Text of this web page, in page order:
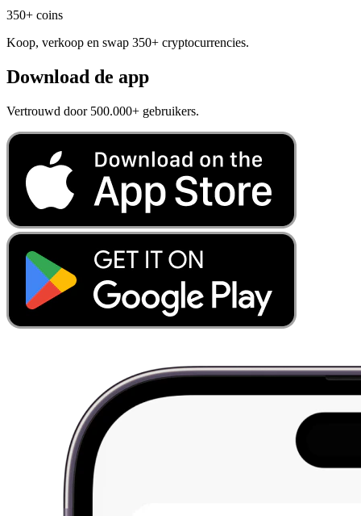
350+ coins
Koop, verkoop en swap 350+ cryptocurrencies.
Download de app
Vertrouwd door 500.000+ gebruikers.